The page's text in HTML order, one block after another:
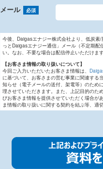
メール 必須
今後、Daigasエナジー株式会社より、低炭
っとDaigasエナジー通信」メール（不定期配
い。なお、不要な場合は配信停止いただけます
【お客さま情報の取り扱いについて】
今回ご入力いただいたお客さま情報は、
に基づいて、お客さまの営む事業に関連する
知らせ（電子メールの送付、架電等）のため
理させていただきます。また、上記目的のた
びお客さま情報を提供させていただく場合が
ま情報の取り扱いに関する契約を結ぶ等、適